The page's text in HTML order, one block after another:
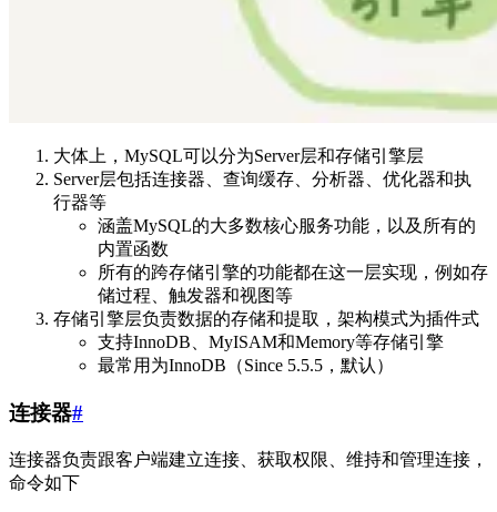
大体上，MySQL可以分为Server层和存储引擎层
Server层包括连接器、查询缓存、分析器、优化器和执
行器等
涵盖MySQL的大多数核心服务功能，以及所有的
内置函数
所有的跨存储引擎的功能都在这一层实现，例如存
储过程、触发器和视图等
存储引擎层负责数据的存储和提取，架构模式为插件式
支持InnoDB、MyISAM和Memory等存储引擎
最常用为InnoDB（Since 5.5.5，默认）
连接器#
连接器负责跟客户端建立连接、获取权限、维持和管理连接，
命令如下